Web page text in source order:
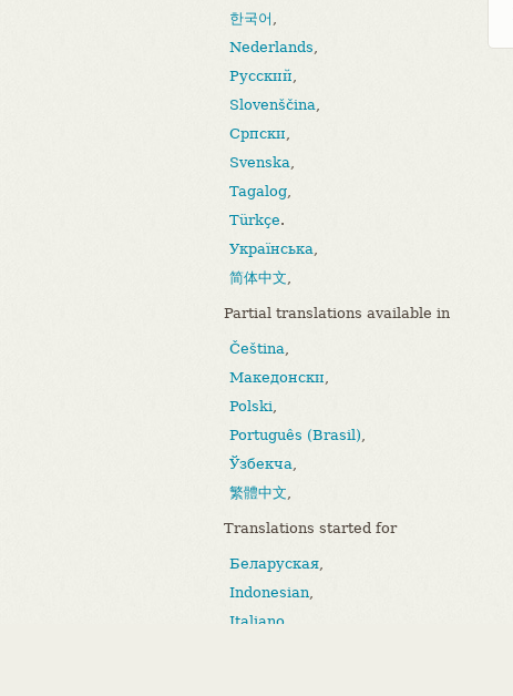
한국어 ,
Nederlands,
Русский,
Slovenščina,
Српски,
Svenska,
Tagalog,
Türkçe.
Українська,
简体中文,
Partial translations available in
Čeština,
Македонски,
Polski,
Português (Brasil),
Ўзбекча,
繁體中文,
Translations started for
Беларуская,
Indonesian,
Italiano